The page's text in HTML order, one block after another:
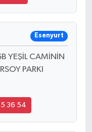
Esenyurt
YEŞİL CAMİNİN
PARKI
36 54